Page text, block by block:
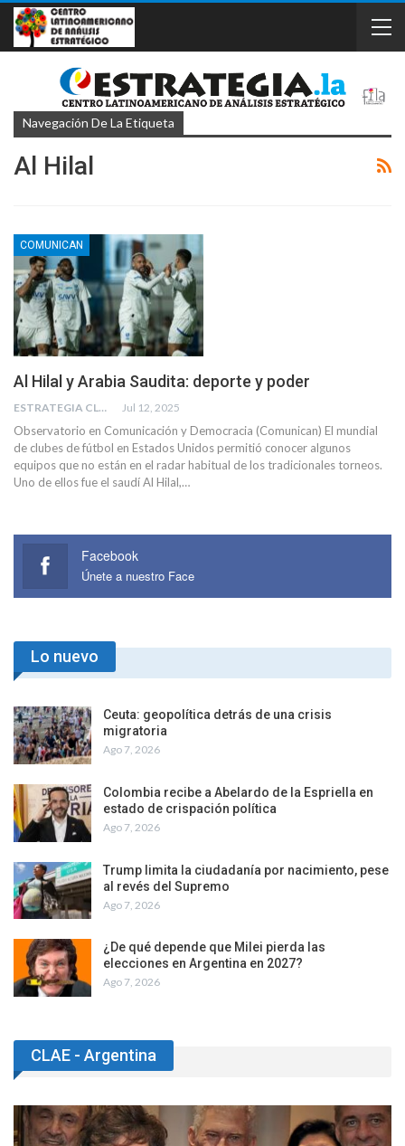
Navegación De La Etiqueta
Al Hilal
COMUNICAN
Al Hilal y Arabia Saudita: deporte y poder
ESTRATEGIA CLAE Jul 12, 2025
Observatorio en Comunicación y Democracia (Comunican) El mundial
de clubes de fútbol en Estados Unidos permitió conocer algunos
equipos que no están en el radar habitual de los tradicionales torneos.
Uno de ellos fue el saudí Al Hilal,…
Facebook
Únete a nuestro Face
Lo nuevo
Ceuta: geopolítica detrás de una crisis
migratoria
Ago 7, 2026
Colombia recibe a Abelardo de la Espriella en
estado de crispación política
Ago 7, 2026
Trump limita la ciudadanía por nacimiento, pese
al revés del Supremo
Ago 7, 2026
¿De qué depende que Milei pierda las
elecciones en Argentina en 2027?
Ago 7, 2026
CLAE - Argentina